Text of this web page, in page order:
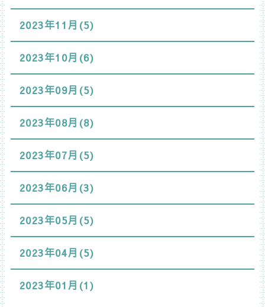
2023年11月(5)
2023年10月(6)
2023年09月(5)
2023年08月(8)
2023年07月(5)
2023年06月(3)
2023年05月(5)
2023年04月(5)
2023年01月(1)